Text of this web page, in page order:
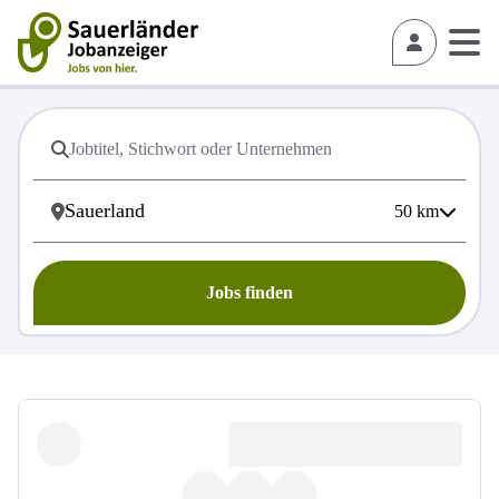
50 km
Jobs finden